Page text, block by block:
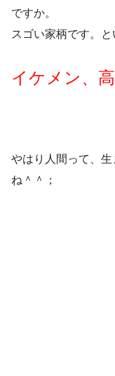
ですか。
スゴい家柄です。
イケメン、
やはり人間って、
ね＾＾；